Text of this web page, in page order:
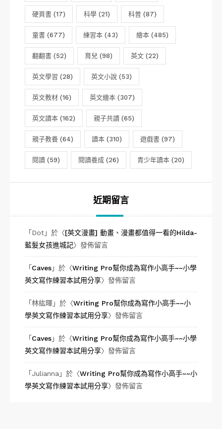
硬頁書 (17) 科學 (21) 科普 (87)
童書 (677) 練習本 (43) 繪本 (485)
翻翻書 (52) 育兒 (98) 英文 (22)
英文學習 (28) 英文小說 (53)
英文教材 (16) 英文繪本 (307)
英文讀本 (162) 親子共讀 (65)
親子教養 (64) 讀本 (310) 遊戲書 (97)
閱讀 (59) 閱讀養成 (26) 青少年讀本 (20)
近期留言
「Dot」於〈[英文漫畫] 動畫、漫畫都值得一看的Hilda-
藍髮女孩進城記〉發佈留言
「Caves」於〈Writing Pro幫你成為寫作小高手~~小學
英文寫作練習本試用分享〉發佈留言
「林紘暉 」於〈Writing Pro幫你成為寫作小高手~~小
學英文寫作練習本試用分享〉發佈留言
「Caves」於〈Writing Pro幫你成為寫作小高手~~小學
英文寫作練習本試用分享〉發佈留言
「Julianna 」於〈Writing Pro幫你成為寫作小高手~~小
學英文寫作練習本試用分享〉發佈留言